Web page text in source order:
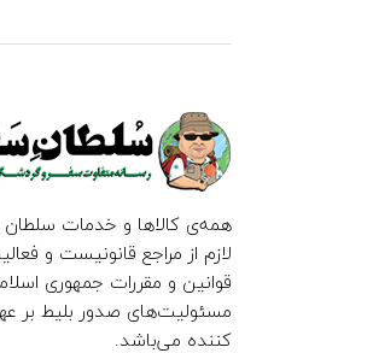
همه‌ی کالاها و خدمات سلطان
لازم از مراجع قانونیست و
قوانین و مقررات جمهوری
مسئولیت‌های صدور بلیط بر
کننده می‌باشد.